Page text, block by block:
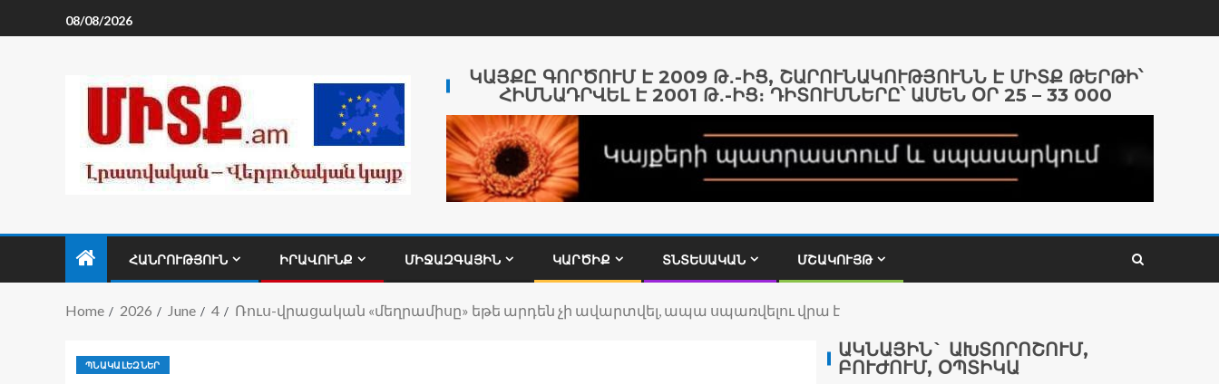
08/08/2026
ԿԱՅՔԸ ԳՈՐԾՈՒՄ Է 2009 Թ․-ԻՑ, ՇԱՐՈՒՆԱԿՈՒԹՅՈՒՆՆ Է ՄԻՏՔ ԹԵՐԹԻ՝
ՀԻՄՆԱԴՐՎԵԼ Է 2001 Թ․-ԻՑ։ ԴԻՏՈՒՄՆԵՐԸ՝ ԱՄԵՆ ՕՐ 25 – 33 000
ՀԱՆՐՈՒԹՅՈՒՆ ԻՐԱՎՈՒՆՔ ՄԻՋԱԶԳԱՅԻՆ ԿԱՐԾԻՔ ՏՆՏԵՍԱԿԱՆ ՄՇԱԿՈՒՅԹ
Home 2026 June 4 Ռուս-վրացական «մեղրամիսը» եթե արդեն չի ավարտվել, ապա սպառվելու վրա է
ՊՆԱԿԱԼԵԶՆԵՐ
ԱԿՆԱՅԻՆ` ԱԽՏՈՐՈՇՈՒՄ,
ԲՈՒԺՈՒՄ, ՕՊՏԻԿԱ